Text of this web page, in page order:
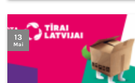
13
Mai